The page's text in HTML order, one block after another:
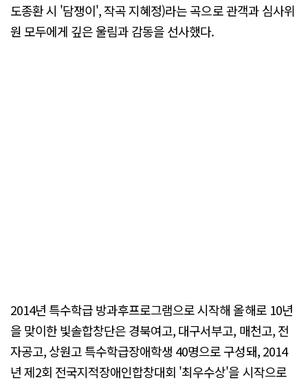
도종환 시 '담쟁이', 작곡 지혜정)라는 곡으로 관객과 심사위
원 모두에게 깊은 울림과 감동을 선사했다.
2014년 특수학급 방과후프로그램으로 시작해 올해로 10년
을 맞이한 빛솔합창단은 경북여고, 대구서부고, 매천고, 전
자공고, 상원고 특수학급장애학생 40명으로 구성돼, 2014
년 제2회 전국지적장애인합창대회 '최우수상'을 시작으로